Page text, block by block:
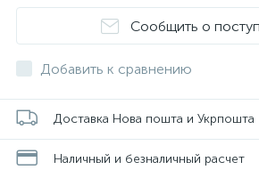
Сообщить о
Добавить к сравнению
Доставка Нова пошта и Укрпошта
Наличный и безналичный расчет